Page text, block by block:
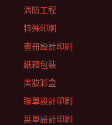
消防工程
特殊印刷
畫冊設計印刷
紙箱包裝
美妝彩盒
聯單設計印刷
菜單設計印刷